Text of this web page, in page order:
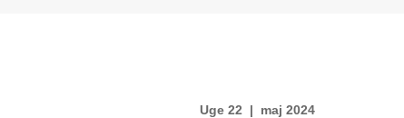
Uge 22 | maj 2024